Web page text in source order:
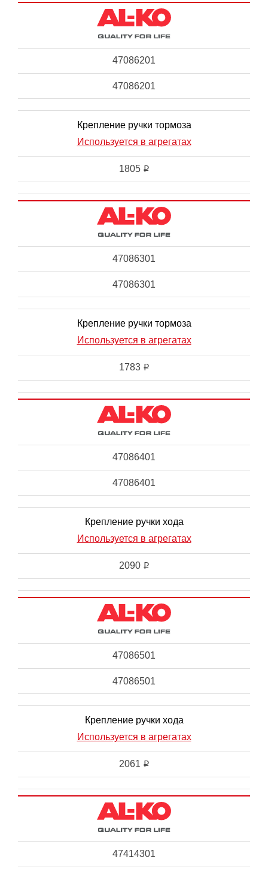
47086201
47086201
Крепление ручки тормоза
Используется в агрегатах
1805 i
47086301
47086301
Крепление ручки тормоза
Используется в агрегатах
1783 i
47086401
47086401
Крепление ручки хода
Используется в агрегатах
2090 i
47086501
47086501
Крепление ручки хода
Используется в агрегатах
2061 i
47414301